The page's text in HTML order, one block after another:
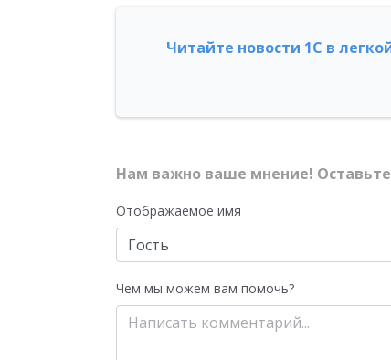
Читайте новости 1С в
Нам важно ваше мнение!
Отображаемое имя
Чем мы можем вам помочь?